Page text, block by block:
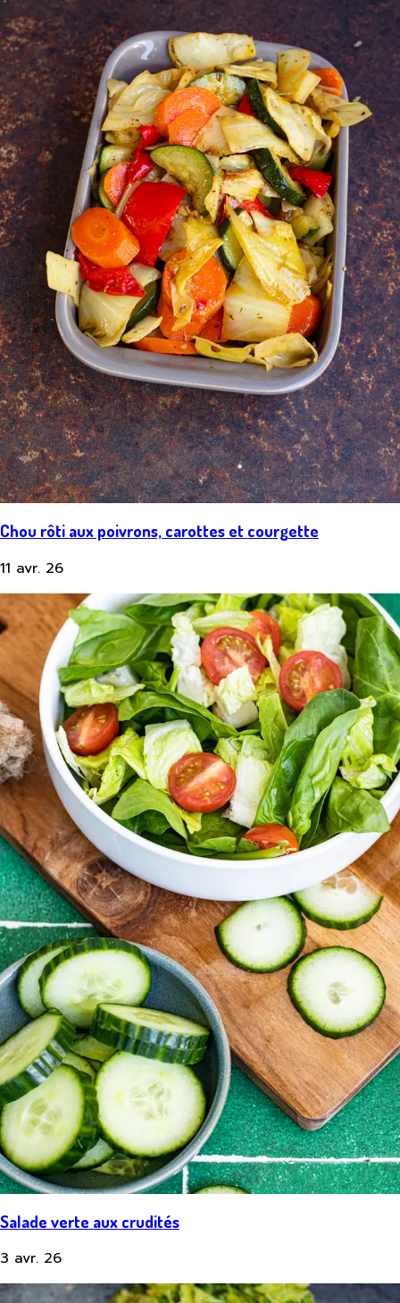
Chou rôti aux poivrons, carottes et courgette
11 avr. 26
Salade verte aux crudités
3 avr. 26